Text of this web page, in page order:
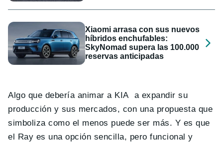
Xiaomi arrasa con sus nuevos
híbridos enchufables:
SkyNomad supera las 100.000
reservas anticipadas
Algo que debería animar a KIA a expandir su
producción y sus mercados, con una propuesta que
simboliza como el menos puede ser más. Y es que
el Ray es una opción sencilla, pero funcional y